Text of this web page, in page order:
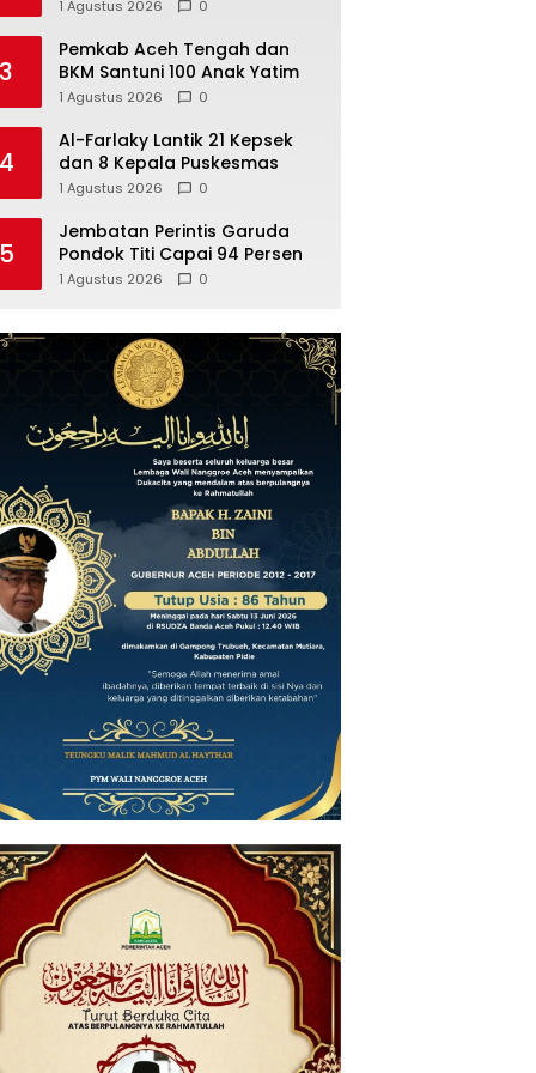
Hasilnya
1 Agustus 2026 0
3
Pemkab Aceh Tengah dan
BKM Santuni 100 Anak Yatim
1 Agustus 2026 0
Al-Farlaky Lantik 21 Kepsek
dan 8 Kepala Puskesmas
1 Agustus 2026 0
Jembatan Perintis Garuda
Pondok Titi Capai 94 Persen
1 Agustus 2026 0